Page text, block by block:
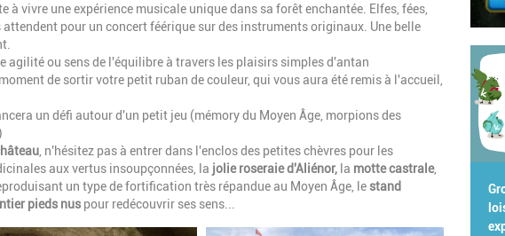
à vivre une expérience musicale unique dans sa forêt enchantée. Elfes, fées,
pour un concert féérique sur des instruments originaux. Une belle
agilité ou sens de l'équilibre à travers les plaisirs simples d'antan
de sortir votre petit ruban de couleur, qui vous aura été remis à l'accueil,
un défi autour d'un petit jeu (mémory du Moyen Âge, morpions des
, n'hésitez pas à entrer dans l'enclos des petites chèvres pour les
aux vertus insoupçonnées, la jolie roseraie d'Aliénor, la motte castrale,
un type de fortification très répandue au Moyen Âge, lestand
pieds nus pour redécouvrir ses sens...